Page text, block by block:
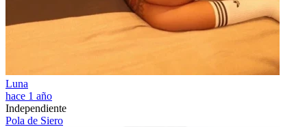
Luna
hace 1 año
Independiente
Pola de Siero